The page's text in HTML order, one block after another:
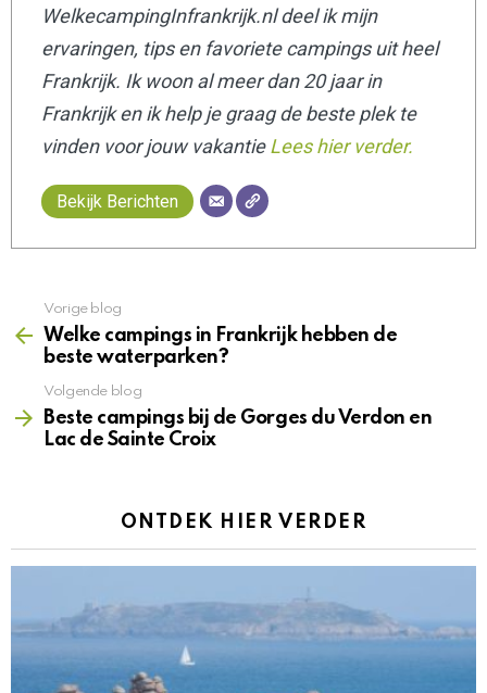
WelkecampingInfrankrijk.nl deel ik mijn
ervaringen, tips en favoriete campings uit heel
Frankrijk. Ik woon al meer dan 20 jaar in
Frankrijk en ik help je graag de beste plek te
vinden voor jouw vakantieLees hier verder.
Bekijk Berichten
more
Vorige blog
Welke campings in Frankrijk hebben de
beste waterparken?
Volgende blog
Beste campings bij de Gorges du Verdon en
Lac de Sainte Croix
ONTDEK HIER VERDER